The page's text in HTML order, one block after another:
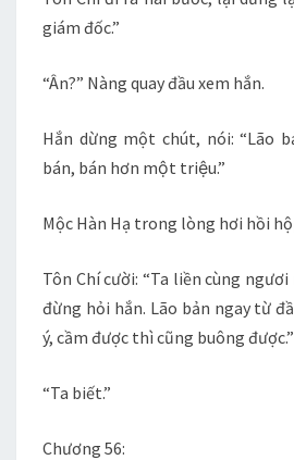
giám đốc.”
“Ân?” Nàng quay đầu xem hắn.
Hắn dừng một chút, nói: “Lão
bán, bán hơn một triệu.”
Mộc Hàn Hạ trong lòng hơi hồi
Tôn Chí cười: “Ta liền cùng
đừng hỏi hắn. Lão bản ngay từ
ý, cầm được thì cũng buông được.”
“Ta biết.”
Chương 56: